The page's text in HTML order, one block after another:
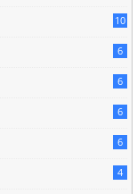
10
6
6
6
6
4